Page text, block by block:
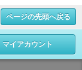
ページの先頭へ戻る
マイアカウント